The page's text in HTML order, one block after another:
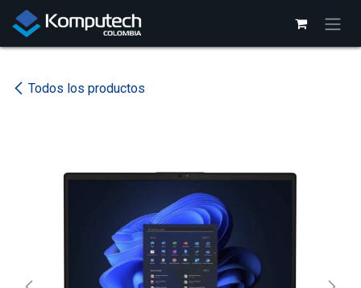
Ir al contenido
Todos los productos